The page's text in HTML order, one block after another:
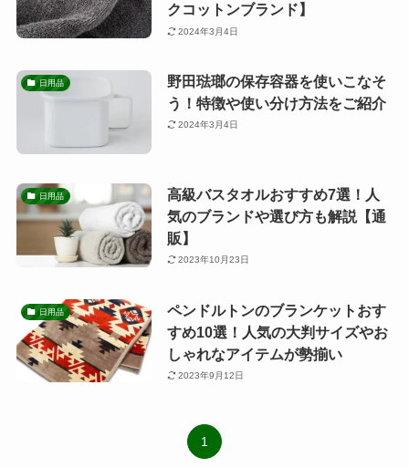
クコットンブランド】
2024年3月4日
日用品
野田琺瑯の保存容器を使いこなそ
う！特徴や使い分け方法をご紹介
2024年3月4日
日用品
高級バスタオルおすすめ7選！人
気のブランドや選び方も解説【通
販】
2023年10月23日
日用品
ペンドルトンのブランケットおす
すめ10選！人気の大判サイズやお
しゃれなアイテムが勢揃い
2023年9月12日
1